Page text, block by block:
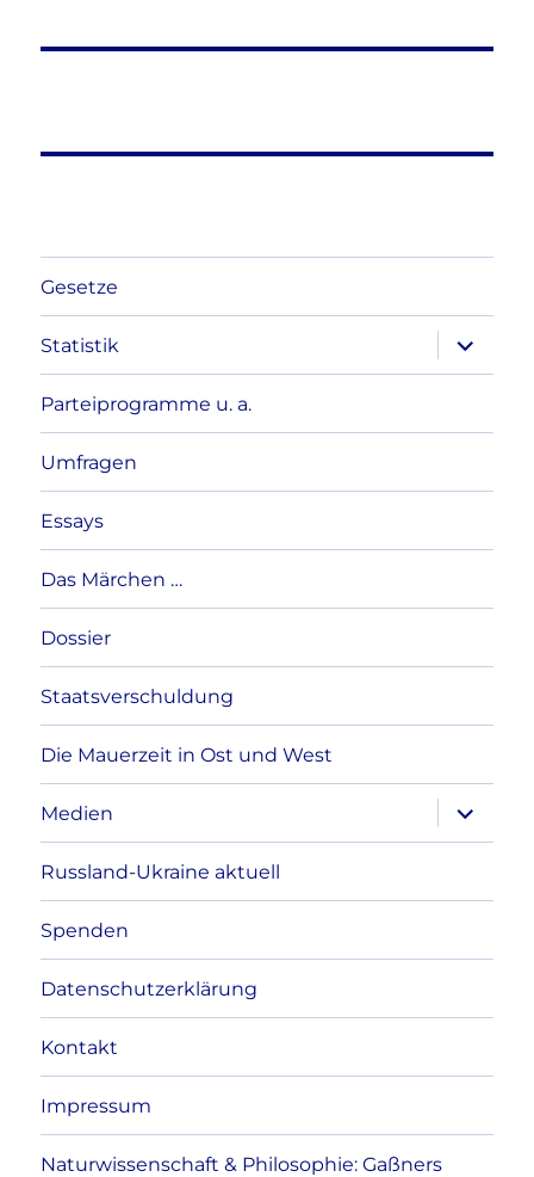
Gesetze
Statistik
anzeigen
Parteiprogramme u. a.
Umfragen
Essays
Das Märchen …
Dossier
Staatsverschuldung
Die Mauerzeit in Ost und West
Medien
anzeigen
Russland-Ukraine aktuell
Spenden
Datenschutzerklärung
Kontakt
Impressum
Naturwissenschaft & Philosophie: Gaßners